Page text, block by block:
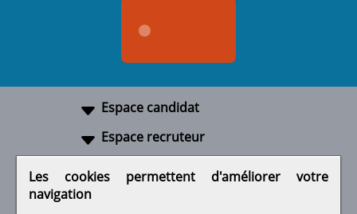
Espace candidat
Espace recruteur
Les cookies permettent d'améliorer votre
navigation